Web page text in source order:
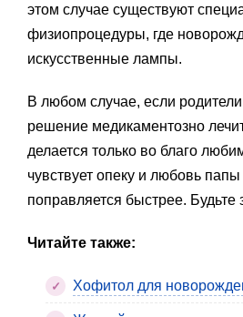
этом случае существуют
физиопроцедуры, где
искусственные лампы.
В любом случае, если
решение медикаментозно
делается только во благо
чувствует опеку и любовь
поправляется быстрее. Будьте
Читайте также:
Хофитол для